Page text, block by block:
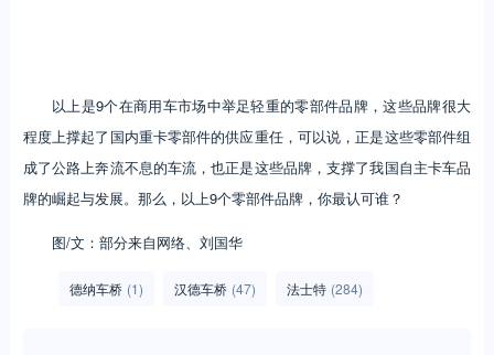
以上是9个在商用车市场中举足轻重的零部件品牌，这些品牌很大
程度上撑起了国内重卡零部件的供应重任，可以说，正是这些零部件组
成了公路上奔流不息的车流，也正是这些品牌，支撑了我国自主卡车品
牌的崛起与发展。那么，以上9个零部件品牌，你最认可谁？
图/文：部分来自网络、刘国华
德纳车桥 (1) 汉德车桥 (47) 法士特 (284)